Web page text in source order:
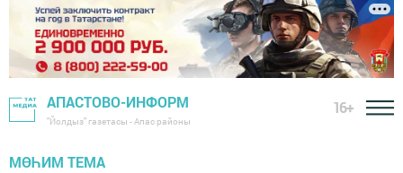
АПАСТОВО-ИНФОРМ
"Йолдыз" газетасы - Апас районы
16+
МӨҺИМ ТЕМА